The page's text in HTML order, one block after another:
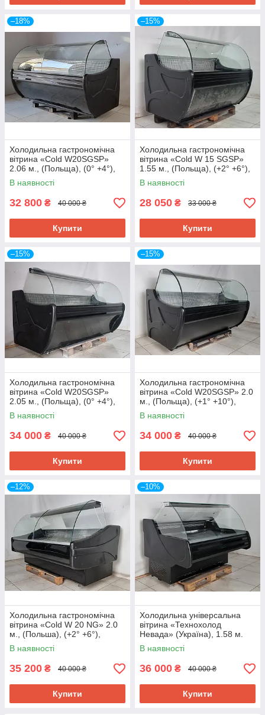
–18%
Холодильна гастрономічна
вітрина «Cold W20SGSP»
2.06 м., (Польща), (0° +4°),
викладка 73 см., Б/у
В наявності
32 800 ₴ 40 000 ₴
Купити
–15%
Холодильна гастрономічна
вітрина «Cold W 15 SGSP»
1.55 м., (Польща), (+2° +6°),
викладка 73 см., Б/у
В наявності
28 050 ₴ 33 000 ₴
Купити
–15%
Холодильна гастрономічна
вітрина «Cold W20SGSP»
2.05 м., (Польща), (0° +4°),
викладка 72 см., Б/у
В наявності
34 000 ₴ 40 000 ₴
Купити
–15%
Холодильна гастрономічна
вітрина «Cold W20SGSP» 2.0
м., (Польща), (+1° +10°),
викладка 75 см., Б/у
В наявності
34 000 ₴ 40 000 ₴
Купити
–12%
Холодильна гастрономічна
вітрина «Cold W 20 NG» 2.0
м., (Польша), (+2° +6°),
новий компрессор, Б/у
В наявності
35 200 ₴ 40 000 ₴
Купити
–10%
Холодильна універсальна
вітрина «Технохолод
Невада» (Україна), 1.58 м.
(-5° +5°), викладка 90 см., Б/у
В наявності
36 000 ₴ 40 000 ₴
Купити